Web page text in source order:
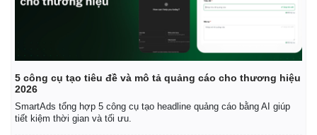
5 công cụ tạo tiêu đề và mô tả quảng cáo cho thương hiệu
2026
SmartAds tổng hợp 5 công cụ tạo headline quảng cáo bằng AI giúp
tiết kiệm thời gian và tối ưu.